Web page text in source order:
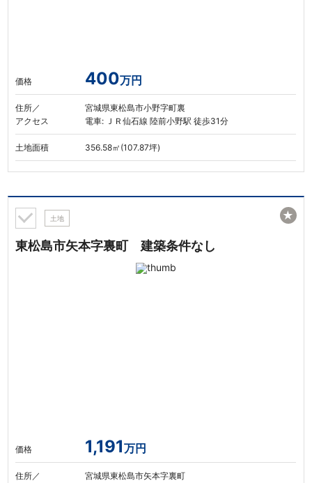
価格 400万円
住所／
アクセス
宮城県東松島市小野字町裏
電車: ＪＲ仙石線 陸前小野駅 徒歩31分
土地面積 356.58㎡(107.87坪)
土地
東松島市矢本字裏町 建築条件なし
価格 1,191万円
住所／
宮城県東松島市矢本字裏町
★